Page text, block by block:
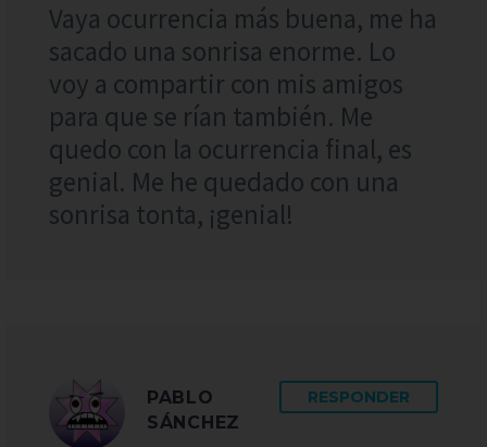
Vaya ocurrencia más buena, me ha
sacado una sonrisa enorme. Lo
voy a compartir con mis amigos
para que se rían también. Me
quedo con la ocurrencia final, es
genial. Me he quedado con una
sonrisa tonta, ¡genial!
PABLO
SÁNCHEZ
RESPONDER